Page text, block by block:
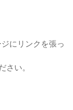
にリンクを張っ
さい。